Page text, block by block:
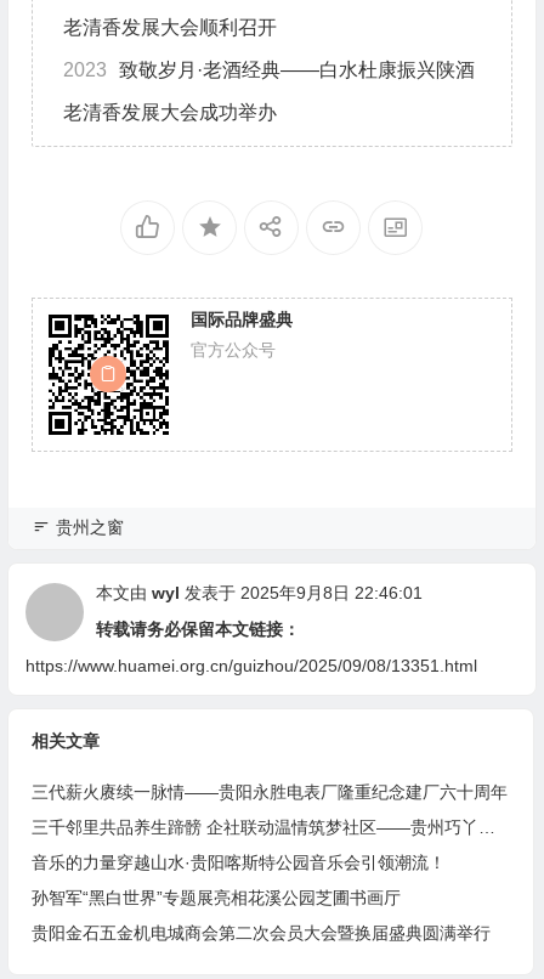
老清香发展大会顺利召开
2023 致敬岁月·老酒经典——白水杜康振兴陕酒
老清香发展大会成功举办
国际品牌盛典
官方公众号
贵州之窗
本文由 wyl 发表于 2025年9月8日 22:46:01
转载请务必保留本文链接：
https://www.huamei.org.cn/guizhou/2025/09/08/13351.html
相关文章
三代薪火赓续一脉情——贵阳永胜电表厂隆重纪念建厂六十周年
音乐的力量穿越山水·贵阳喀斯特公园音乐会引领潮流！
孙智军“黑白世界”专题展亮相花溪公园芝圃书画厅
贵阳金石五金机电城商会第二次会员大会暨换届盛典圆满举行